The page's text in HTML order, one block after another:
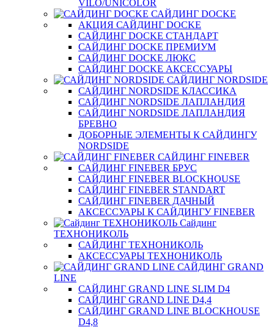
VILO/UNICOLOR
САЙДИНГ DOCKE
АКЦИЯ САЙДИНГ DOCKE
САЙДИНГ DOCKE СТАНДАРТ
САЙДИНГ DOCKE ПРЕМИУМ
САЙДИНГ DOCKE ЛЮКС
САЙДИНГ DOCKE АКСЕССУАРЫ
САЙДИНГ NORDSIDE
САЙДИНГ NORDSIDE КЛАССИКА
САЙДИНГ NORDSIDE ЛАПЛАНДИЯ
САЙДИНГ NORDSIDE ЛАПЛАНДИЯ
БРЕВНО
ДОБОРНЫЕ ЭЛЕМЕНТЫ К САЙДИНГУ
NORDSIDE
САЙДИНГ FINEBER
САЙДИНГ FINEBER БРУС
САЙДИНГ FINEBER BLOCKHOUSE
САЙДИНГ FINEBER STANDART
САЙДИНГ FINEBER ДАЧНЫЙ
АКСЕССУАРЫ К САЙДИНГУ FINEBER
Сайдинг
ТЕХНОНИКОЛЬ
САЙДИНГ ТЕХНОНИКОЛЬ
АКСЕССУАРЫ ТЕХНОНИКОЛЬ
САЙДИНГ GRAND
LINE
САЙДИНГ GRAND LINE SLIM D4
САЙДИНГ GRAND LINE D4,4
САЙДИНГ GRAND LINE BLOCKHOUSE
D4,8